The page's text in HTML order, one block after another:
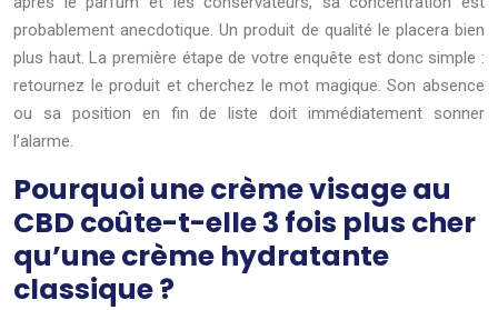
probablement anecdotique. Un produit de qualité le placera bien
plus haut. La première étape de votre enquête est donc simple :
retournez le produit et cherchez le mot magique. Son absence
ou sa position en fin de liste doit immédiatement sonner
l’alarme.
Pourquoi une crème visage au
CBD coûte-t-elle 3 fois plus cher
qu’une crème hydratante
classique ?